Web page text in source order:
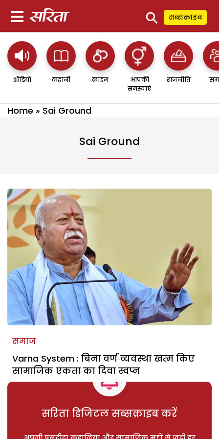
⚲ सब्सक्राइब
ऑडियो कहानी क्राइम
आपकी
समस्याएं
राजनीति
Home » Sai Ground
Sai Ground
समाज
Varna System : बिना वर्ण व्यवस्था खत्म किए
सामाजिक एकता का दिवा स्वप्न
सरिता डिजिटल सब्सक्राइब करें